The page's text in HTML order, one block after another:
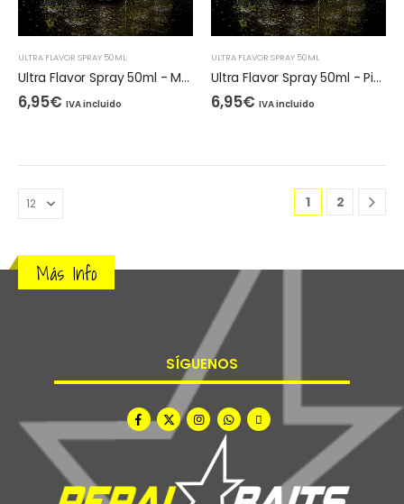
ULTRA FLAVOR SPRAY 50ML
Ultra Flavor Spray 50ml - Melocotón Piña
6,95€ IVA incluido
ULTRA FLAVOR SPRAY 50ML
Ultra Flavor Spray 50ml - Piña Natural
6,95€ IVA incluido
1 2
Más Info
SÍGUENOS